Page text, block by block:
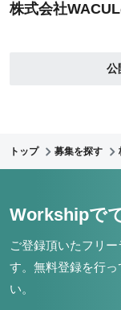
株式会社
公
トップ 募集を探す
Workshipで
ご登録頂いたフリ
す。 無料登録を行
い。